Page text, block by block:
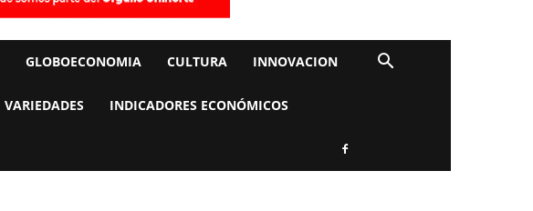
GLOBOECONOMIA CULTURA INNOVACION
VARIEDADES INDICADORES ECONÓMICOS